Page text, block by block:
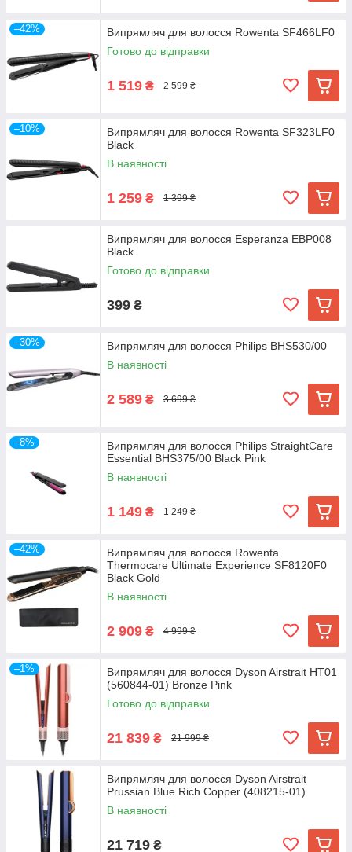
–42%
Випрямляч для волосся Rowenta SF466LF0
Готово до відправки
1 519 ₴ 2 599 ₴
–10%
Випрямляч для волосся Rowenta SF323LF0
Black
В наявності
1 259 ₴ 1 399 ₴
Випрямляч для волосся Esperanza EBP008
Black
Готово до відправки
399 ₴
–30%
Випрямляч для волосся Philips BHS530/00
В наявності
2 589 ₴ 3 699 ₴
–8%
Випрямляч для волосся Philips StraightCare
Essential BHS375/00 Black Pink
В наявності
1 149 ₴ 1 249 ₴
–42%
Випрямляч для волосся Rowenta
Thermocare Ultimate Experience SF8120F0
Black Gold
В наявності
2 909 ₴ 4 999 ₴
–1%
Випрямляч для волосся Dyson Airstrait HT01
(560844-01) Bronze Pink
Готово до відправки
21 839 ₴ 21 999 ₴
Випрямляч для волосся Dyson Airstrait
Prussian Blue Rich Copper (408215-01)
В наявності
21 719 ₴